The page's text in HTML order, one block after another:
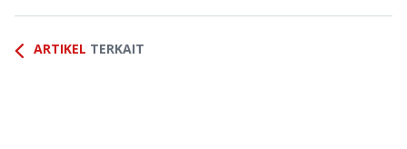
ARTIKEL TERKAIT